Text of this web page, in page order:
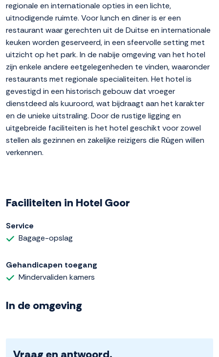
regionale en internationale opties in een lichte,
uitnodigende ruimte. Voor lunch en diner is er een
restaurant waar gerechten uit de Duitse en internationale
keuken worden geserveerd, in een sfeervolle setting met
uitzicht op het park. In de nabije omgeving van het hotel
zijn enkele andere eetgelegenheden te vinden, waaronder
restaurants met regionale specialiteiten. Het hotel is
gevestigd in een historisch gebouw dat vroeger
dienstdeed als kuuroord, wat bijdraagt aan het karakter
en de unieke uitstraling. Door de rustige ligging en
uitgebreide faciliteiten is het hotel geschikt voor zowel
stellen als gezinnen en zakelijke reizigers die Rügen willen
verkennen.
Faciliteiten in Hotel Goor
Service
Bagage-opslag
Gehandicapen toegang
Mindervaliden kamers
In de omgeving